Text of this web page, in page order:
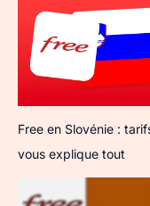
Free en Slovénie :
vous explique tout